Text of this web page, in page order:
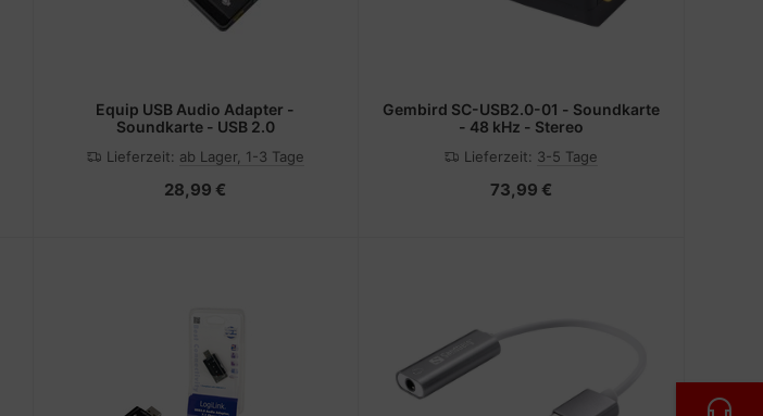
Equip USB Audio Adapter -
Soundkarte - USB 2.0
Lieferzeit: ab Lager, 1-3 Tage
28,99 €
Gembird SC-USB2.0-01 - Soundkarte
- 48 kHz - Stereo
Lieferzeit: 3-5 Tage
73,99 €